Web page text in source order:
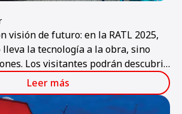
visión de futuro: en la RATL 2025,
lleva la tecnología a la obra, sino
Los visitantes podrán descubrir
que combina potencia,
inteligentes, preparadas
Leer más